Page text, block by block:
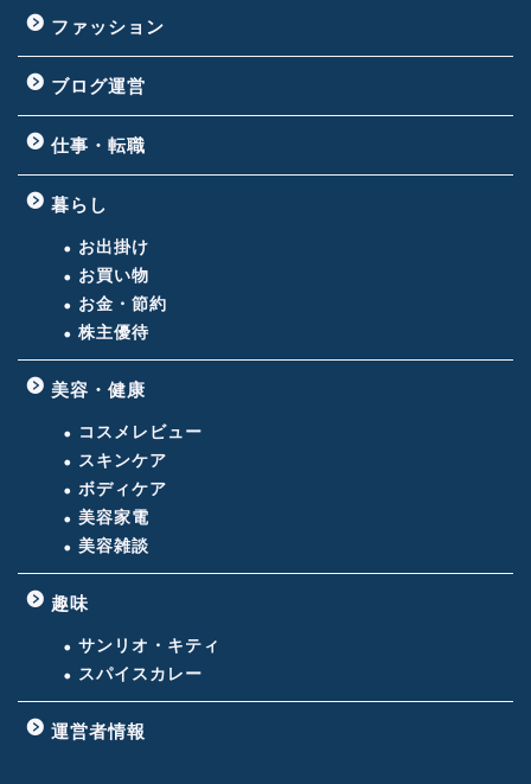
ファッション
ブログ運営
仕事・転職
暮らし
お出掛け
お買い物
お金・節約
株主優待
美容・健康
コスメレビュー
スキンケア
ボディケア
美容家電
美容雑談
趣味
サンリオ・キティ
スパイスカレー
運営者情報